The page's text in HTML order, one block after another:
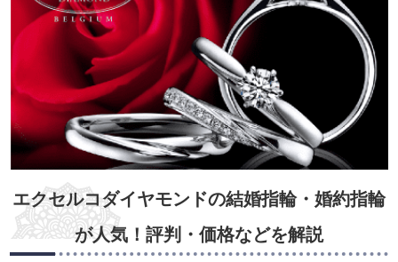
エクセルコダイヤモンドの結婚指輪・婚約指輪
が人気！評判・価格などを解説